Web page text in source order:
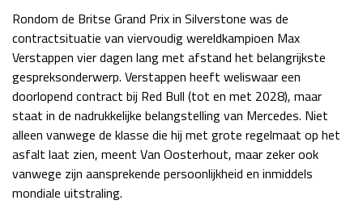
Kwalificatie
za 22:00 - 23:00
Race
zo 21:00 - 23:00
LAS VEGAS GRAND PRIX 2026 20 - 22 nov
za 05:00 - 06:00
Race
zo 05:00 - 07:00
GP ABU DHABI 2026 04 - 06 dec
Kwalificatie
Rondom de Britse Grand Prix in Silverstone was de
contractsituatie van viervoudig wereldkampioen Max
Verstappen vier dagen lang met afstand het belangrijkste
gespreksonderwerp. Verstappen heeft weliswaar een
doorlopend contract bij Red Bull (tot en met 2028), maar
staat in de nadrukkelijke belangstelling van Mercedes. Niet
alleen vanwege de klasse die hij met grote regelmaat op het
asfalt laat zien, meent Van Oosterhout, maar zeker ook
vanwege zijn aansprekende persoonlijkheid en inmiddels
mondiale uitstraling.